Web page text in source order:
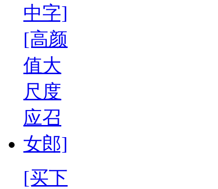
[买下